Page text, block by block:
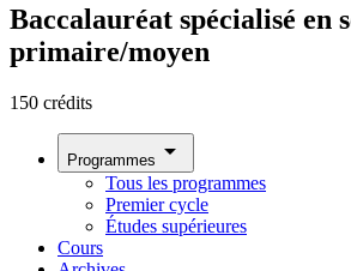
Baccalauréat spécialisé en
primaire/moyen
150 crédits
Programmes arrow_drop_down
Tous les programmes
Premier cycle
Études supérieures
Cours